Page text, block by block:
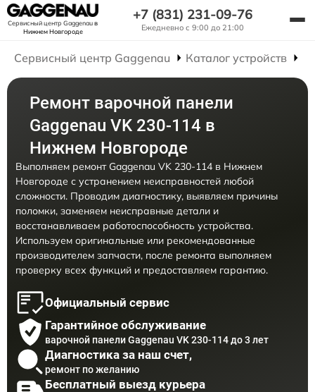
Сервисный центр Gaggenauв
Нижнем Новгороде
+7 (831) 231-09-76
Ежедневно с 9:00 до 21:00
Сервисный центр Gaggenau Каталог устройств
Ремонт варочной панели
Gaggenau VK 230-114 в
Нижнем Новгороде
Выполняем ремонт Gaggenau VK 230-114 в Нижнем
Новгороде с устранением неисправностей любой
сложности. Проводим диагностику, выявляем причины
поломки, заменяем неисправные детали и
восстанавливаем работоспособность устройства.
Используем оригинальные или рекомендованные
производителем запчасти, после ремонта выполняем
проверку всех функций и предоставляем гарантию.
Официальный сервис
Гарантийное обслуживание
варочной панели Gaggenau VK 230-114 до 3 лет
Диагностика за наш счет,
ремонт по желанию
Бесплатный выезд курьера